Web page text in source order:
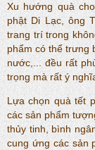
Xu hướng quà
phật Di Lạc, ông
trang trí trong
phẩm có thể trưng
nước,... đều rất
trọng mà rất ý
Lựa chọn quà tết
các sản phẩm
thủy tinh, bình
cung ứng các sản